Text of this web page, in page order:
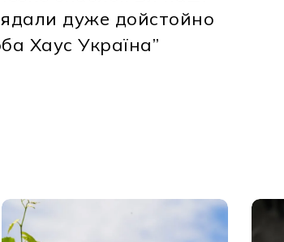
товарів.
дуже дойстойно
Хаус Україна”